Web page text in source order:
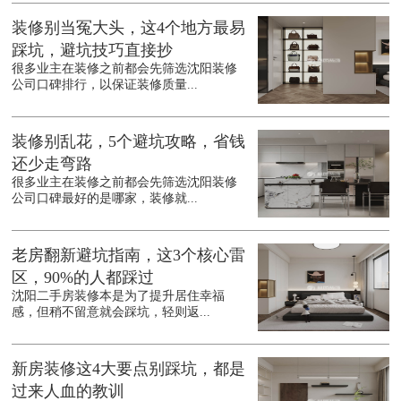
装修别当冤大头，这4个地方最易
踩坑，避坑技巧直接抄
很多业主在装修之前都会先筛选沈阳装修
公司口碑排行，以保证装修质量...
装修别乱花，5个避坑攻略，省钱
还少走弯路
很多业主在装修之前都会先筛选沈阳装修
公司口碑最好的是哪家，装修就...
老房翻新避坑指南，这3个核心雷
区，90%的人都踩过
沈阳二手房装修本是为了提升居住幸福
感，但稍不留意就会踩坑，轻则返...
新房装修这4大要点别踩坑，都是
过来人血的教训